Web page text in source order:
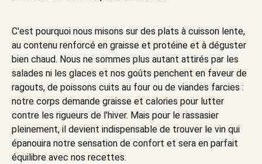
C'est pourquoi nous misons sur des plats à cuisson lente,
au contenu renforcé en graisse et protéine et à déguster
bien chaud. Nous ne sommes plus autant attirés par les
salades ni les glaces et nos goûts penchent en faveur de
ragouts, de poissons cuits au four ou de viandes farcies :
notre corps demande graisse et calories pour lutter
contre les rigueurs de l'hiver. Mais pour le rassasier
pleinement, il devient indispensable de trouver le vin qui
épanouira notre sensation de confort et sera en parfait
équilibre avec nos recettes.